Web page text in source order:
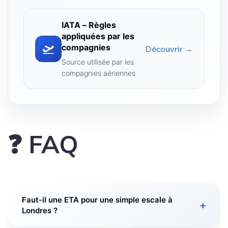
🛫
IATA – Règles
appliquées par les
compagnies
Source utilisée par les
compagnies aériennes
Découvrir →
❓ FAQ
Faut-il une ETA pour une simple escale à
Londres ?
+